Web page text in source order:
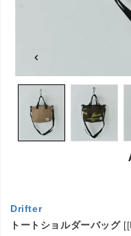
Drifter
トートショルダーバッグ